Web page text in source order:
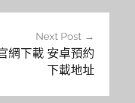
Next Post
網下載 安卓預約
下載地址